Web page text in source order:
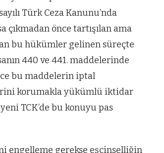
Türk Ceza Kanunu’nda
çıkmadan önce tartışılan ama
bu hükümler gelinen süreçte
440 ve 441. maddelerinde
bu maddelerin iptal
korumakla yükümlü iktidar
TCK’de bu konuyu pas
engelleme gerekse eşcinselliğin